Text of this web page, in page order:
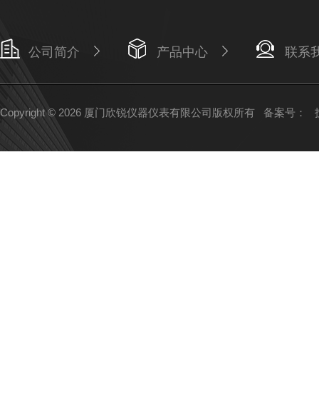
公司简介 产品中心 联系
Copyright © 2026 厦门欣锐仪器仪表有限公司版权所有 备案号：